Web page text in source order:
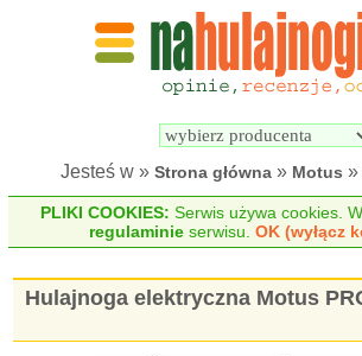
Jesteś w » Strona główna » Motus »
PLIKI COOKIES: Serwis używa cookies.
regulaminie serwisu.OK (wyłącz
Hulajnoga elektryczna Motus